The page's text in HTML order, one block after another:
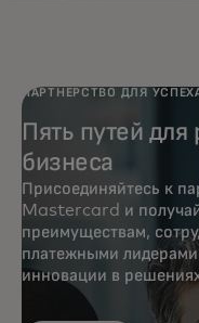
ПАРТНЕРСТВО ДЛЯ
Пять путей для
бизнеса
Присоединяйтесь к
Mastercard и
преимуществам,
платежными
инновации в